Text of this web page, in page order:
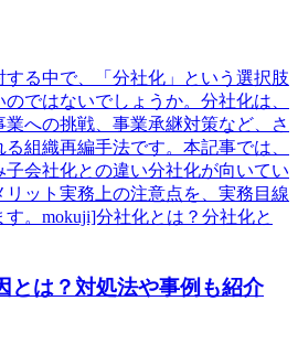
る中で、「分社化」という選択肢
ではないでしょうか。分社化は、
への挑戦、事業承継対策など、さ
組織再編手法です。本記事では、
会社化との違い分社化が向いてい
リット実務上の注意点を、実務目線
。mokuji]分社化とは？分社化と
は？対処法や事例も紹介